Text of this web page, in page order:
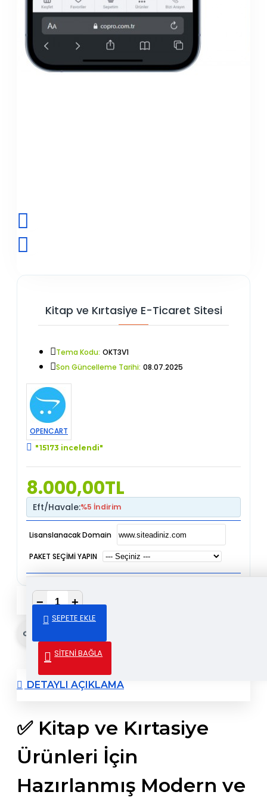
Kitap ve Kırtasiye E-Ticaret Sitesi
8.000,00TL
Eft/Havale:%5 İndirim
Tema Kodu: OKT3V1
Son Güncelleme Tarihi: 08.07.2025
OPENCART
"15173 incelendi"
Lisanslanacak Domain
PAKET SEÇİMİ YAPIN
− +
SEPETE EKLE
SİTENİ BAĞLA
DETAYLI AÇIKLAMA
✅ Kitap ve Kırtasiye
Ürünleri İçin
Hazırlanmış Modern ve